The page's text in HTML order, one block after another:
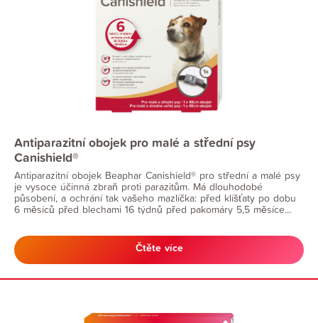
Antiparazitní obojek pro malé a střední psy
Canishield®
Antiparazitní obojek Beaphar Canishield® pro střední a malé psy
je vysoce účinná zbraň proti parazitům. Má dlouhodobé
působení, a ochrání tak vašeho mazlíčka: před klíšťaty po dobu
6 měsíců před blechami 16 týdnů před pakomáry 5,5 měsíce
Čtěte více